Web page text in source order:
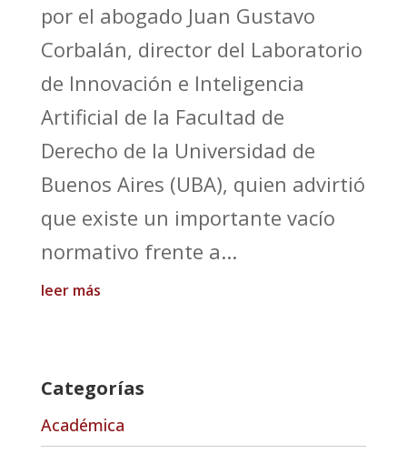
por el abogado Juan Gustavo
Corbalán, director del Laboratorio
de Innovación e Inteligencia
Artificial de la Facultad de
Derecho de la Universidad de
Buenos Aires (UBA), quien advirtió
que existe un importante vacío
normativo frente a...
leer más
Categorías
Académica